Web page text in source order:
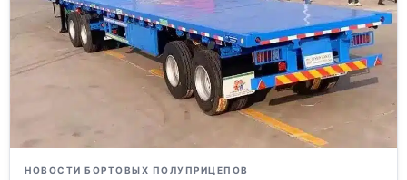
НОВОСТИ БОРТОВЫХ ПОЛУПРИЦЕПОВ